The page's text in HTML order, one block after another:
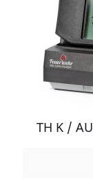
TH K /